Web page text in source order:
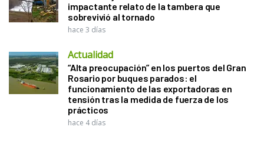
impactante relato de la tambera que
sobrevivió al tornado
hace 3 días
Actualidad
“Alta preocupación” en los puertos del Gran
Rosario por buques parados: el
funcionamiento de las exportadoras en
tensión tras la medida de fuerza de los
prácticos
hace 4 días